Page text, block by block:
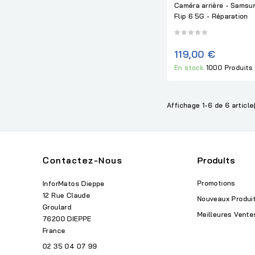
Caméra arrière -
Flip 6 5G - Réparation
119,00 €
En stock 1000 Produits
Affichage 1-6 de 6
Contactez-Nous
InforMatos Dieppe
12 Rue Claude
Groulard
76200 DIEPPE
France
02 35 04 07 99
Produits
Promotions
Nouveaux
Meilleures